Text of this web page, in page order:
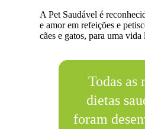
A Pet Saudável é
e amor em refeições e
cães e gatos, para uma
Todas as
dietas
foram